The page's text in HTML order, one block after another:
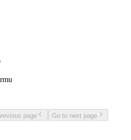
page
Go to next page